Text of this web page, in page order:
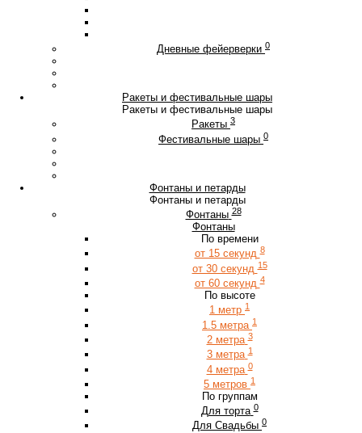
Дневные фейерверки 0
Ракеты и фестивальные шары
Ракеты и фестивальные шары
Ракеты 3
Фестивальные шары 0
Фонтаны и петарды
Фонтаны и петарды
Фонтаны 28
Фонтаны
По времени
от 15 секунд 8
от 30 секунд 15
от 60 секунд 4
По высоте
1 метр 1
1.5 метра 1
2 метра 3
3 метра 1
4 метра 0
5 метров 1
По группам
Для торта 0
Для Свадьбы 0